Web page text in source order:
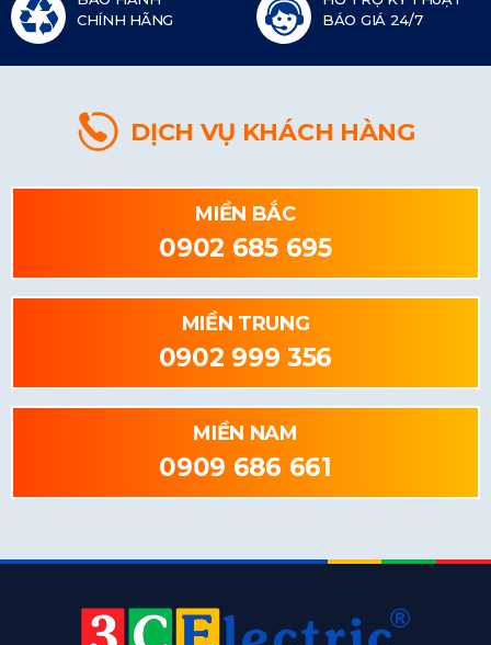
CHÍNH HÃNG
BÁO GIÁ 24/7
DỊCH VỤ KHÁCH HÀNG
MIỀN BẮC
0902 685 695
MIỀN TRUNG
0902 999 356
MIỀN NAM
0909 686 661